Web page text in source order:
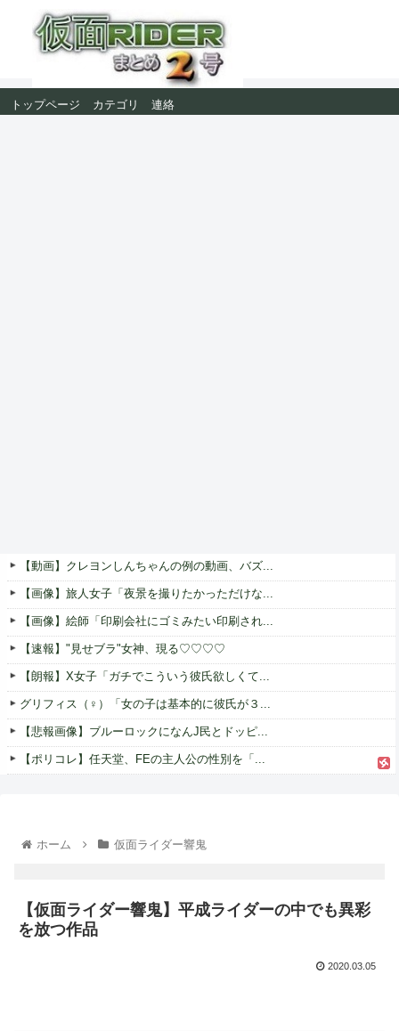
トップページ カテゴリ 連絡
【動画】クレヨンしんちゃんの例の動画、バズ...
【画像】旅人女子「夜景を撮りたかっただけな...
【画像】絵師「印刷会社にゴミみたい印刷され...
【速報】"見せブラ"女神、現る♡♡♡♡
【朗報】X女子「ガチでこういう彼氏欲しくて...
グリフィス（♀）「女の子は基本的に彼氏が３...
【悲報画像】ブルーロックになんJ民とドッピ...
【ポリコレ】任天堂、FEの主人公の性別を「...
ホーム 仮面ライダー響鬼
【仮面ライダー響鬼】平成ライダーの中でも異彩
を放つ作品
2020.03.05